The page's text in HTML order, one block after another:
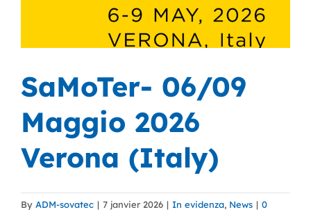
SaMoTer- 06/09
Maggio 2026
Verona (Italy)
By ADM-sovatec | 7 janvier 2026 | In evidenza, News | 0